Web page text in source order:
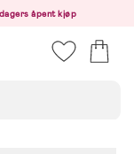
åpent kjøp